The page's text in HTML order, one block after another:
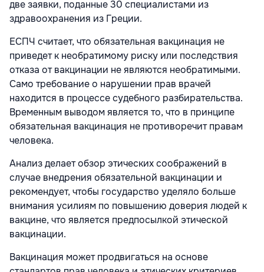
две заявки, поданные 30 специалистами из
здравоохранения из Греции.
ЕСПЧ считает, что обязательная вакцинация не
приведет к необратимому риску или последствия
отказа от вакцинации не являются необратимыми.
Само требование о нарушении прав врачей
находится в процессе судебного разбирательства.
Временным выводом является то, что в принципе
обязательная вакцинация не противоречит правам
человека.
Анализ делает обзор этических соображений в
случае внедрения обязательной вакцинации и
рекомендует, чтобы государство уделяло больше
внимания усилиям по повышению доверия людей к
вакцине, что является предпосылкой этической
вакцинации.
Вакцинация может продвигаться на основе